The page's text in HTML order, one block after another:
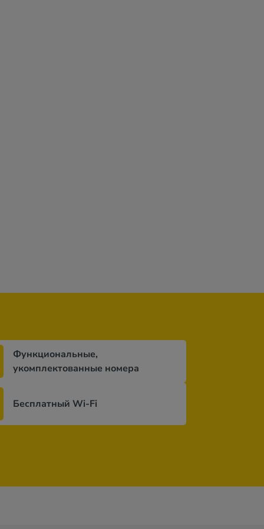
Функциональные,
укомплектованные номера
Бесплатный Wi-Fi